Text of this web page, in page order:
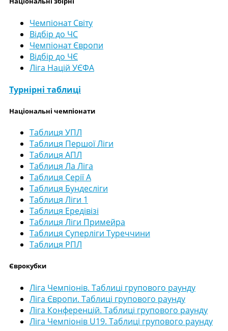
Чемпіонат Світу
Відбір до ЧС
Чемпіонат Європи
Відбір до ЧЄ
Ліга Націй УЄФА
Турнірні таблиці
Національні чемпіонати
Таблиця УПЛ
Таблиця Першої Ліги
Таблиця АПЛ
Таблиця Ла Ліга
Таблиця Серії А
Таблиця Бундесліги
Таблиця Ліги 1
Таблиця Ередівізі
Таблиця Ліги Примейра
Таблиця Суперліги Туреччини
Таблиця РПЛ
Єврокубки
Ліга Чемпіонів. Таблиці групового раунду
Ліга Європи. Таблиці групового раунду
Ліга Конференцій. Таблиці групового раунду
Ліга Чемпіонів U19. Таблиці групового раунду